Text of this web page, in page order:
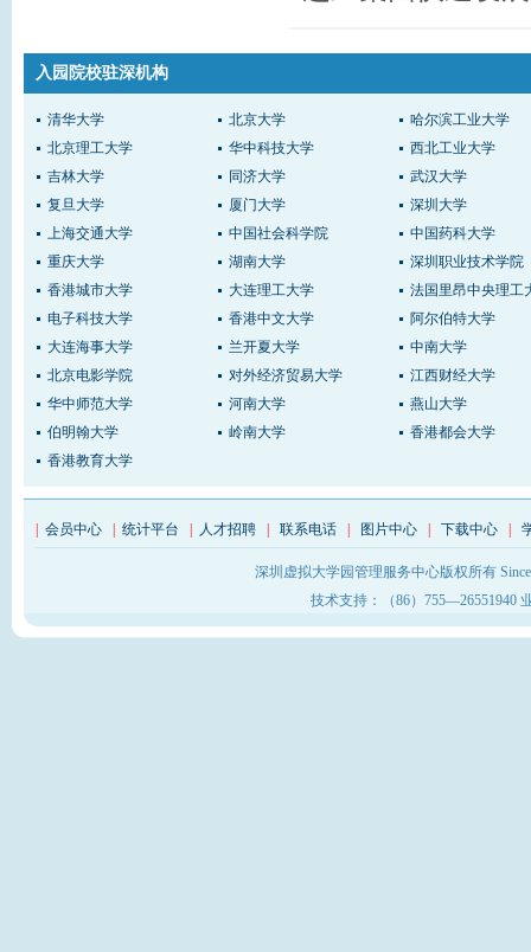
入园院校驻深机构
清华大学 北京大学
哈尔滨工业大学
北京理工大学
华中科技大学
西北工业大学
吉林大学
同济大学
武汉大学
复旦大学
厦门大学
深圳大学
上海交通大学
中国社会科学院
中国药科大学
重庆大学
湖南大学
深圳职业技术学院
香港城市大学
大连理工大学
法国里昂中央理工
电子科技大学
香港中文大学
阿尔伯特大学
大连海事大学
兰开夏大学
中南大学
北京电影学院
对外经济贸易大学
江西财经大学
华中师范大学
河南大学
燕山大学
伯明翰大学
岭南大学
香港都会大学
香港教育大学
会员中心 统计平台 人才招聘 联系电话 图片中心 下载中心
深圳虚拟大学园管理服务中心版权所有
技术支持：（86）755—26551940